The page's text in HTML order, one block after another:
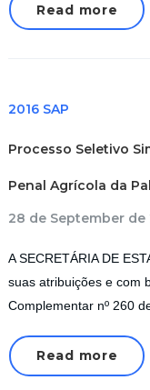
Read more
2016 SAP
Processo Seletivo
Penal Agrícola da
28 de September de
A SECRETÁRIA DE
suas atribuições e com
Complementar nº 260
Read more